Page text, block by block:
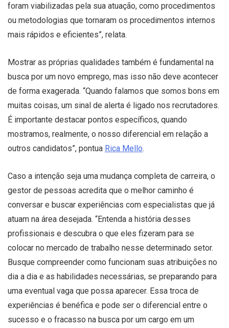
foram viabilizadas pela sua atuação, como procedimentos
ou metodologias que tornaram os procedimentos internos
mais rápidos e eficientes”, relata.
Mostrar as próprias qualidades também é fundamental na
busca por um novo emprego, mas isso não deve acontecer
de forma exagerada. “Quando falamos que somos bons em
muitas coisas, um sinal de alerta é ligado nos recrutadores.
É importante destacar pontos específicos, quando
mostramos, realmente, o nosso diferencial em relação a
outros candidatos”, pontua Rica Mello.
Caso a intenção seja uma mudança completa de carreira, o
gestor de pessoas acredita que o melhor caminho é
conversar e buscar experiências com especialistas que já
atuam na área desejada. “Entenda a história desses
profissionais e descubra o que eles fizeram para se
colocar no mercado de trabalho nesse determinado setor.
Busque compreender como funcionam suas atribuições no
dia a dia e as habilidades necessárias, se preparando para
uma eventual vaga que possa aparecer. Essa troca de
experiências é benéfica e pode ser o diferencial entre o
sucesso e o fracasso na busca por um cargo em um